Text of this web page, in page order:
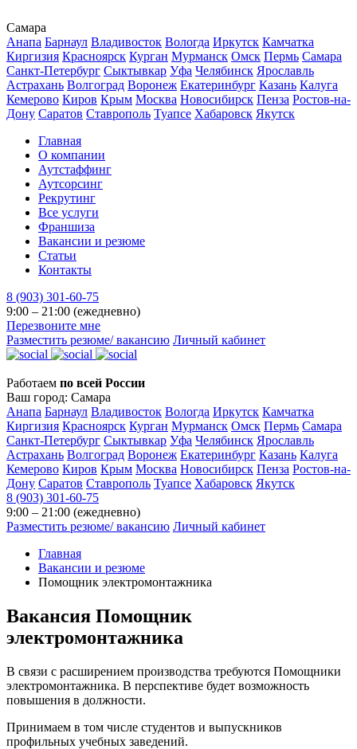
Самара
Анапа Барнаул Владивосток Вологда Иркутск Камчатка
Киргизия Красноярск Курган Мурманск Омск Пермь Самара
Санкт-Петербург Сыктывкар Уфа Челябинск Ярославль
Астрахань Волгоград Воронеж Екатеринбург Казань Калуга
Кемерово Киров Крым Москва Новосибирск Пенза Ростов-на-
Дону Саратов Ставрополь Туапсе Хабаровск Якутск
Главная
О компании
Аутстаффинг
Аутсорсинг
Рекрутинг
Все услуги
Франшиза
Вакансии и резюме
Статьи
Контакты
8 (903) 301-60-75
9:00 – 21:00 (ежедневно)
Перезвоните мне
Разместить резюме/ вакансию Личный кабинет
Работаем по всей России
Ваш город: Самара
Анапа Барнаул Владивосток Вологда Иркутск Камчатка
Киргизия Красноярск Курган Мурманск Омск Пермь Самара
Санкт-Петербург Сыктывкар Уфа Челябинск Ярославль
Астрахань Волгоград Воронеж Екатеринбург Казань Калуга
Кемерово Киров Крым Москва Новосибирск Пенза Ростов-на-
Дону Саратов Ставрополь Туапсе Хабаровск Якутск
8 (903) 301-60-75
9:00 – 21:00 (ежедневно)
Разместить резюме/ вакансию Личный кабинет
Главная
Вакансии и резюме
Помощник электромонтажника
Вакансия Помощник
электромонтажника
В связи с расширением производства требуются Помощники
электромонтажника. В перспективе будет возможность
повышения в должности.
Принимаем в том числе студентов и выпускников
профильных учебных заведений.